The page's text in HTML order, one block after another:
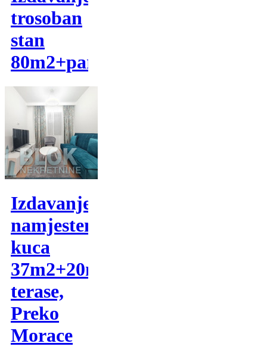
trosoban
stan
80m2+parking
Izdavanje,
namjestena
kuca
37m2+20m2
terase,
Preko
Morace